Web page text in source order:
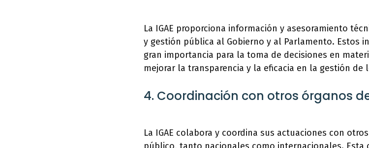
La IGAE proporciona información y asesoramiento
y gestión pública al Gobierno y al Parlamento. Estos
gran importancia para la toma de decisiones en
mejorar la transparencia y la eficacia en la gestión de
4. Coordinación con otros órganos
La IGAE colabora y coordina sus actuaciones con